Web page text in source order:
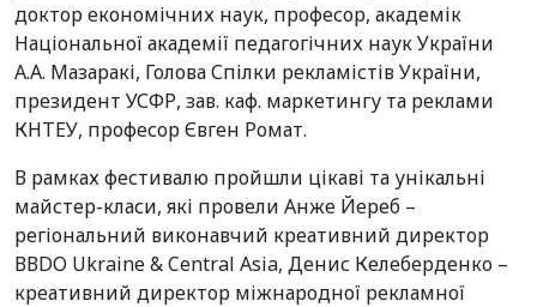
доктор економічних наук, професор, академік
Національної академії педагогічних наук України
А.А. Мазаракі, Голова Спілки рекламістів України,
президент УСФР, зав. каф. маркетингу та реклами
КНТЕУ, професор Євген Ромат.
В рамках фестивалю пройшли цікаві та унікальні
майстер-класи, які провели Анже Йереб –
регіональний виконавчий креативний директор
ВВDO Ukraine & Central Asia, Денис Келеберденко –
креативний директор міжнародної рекламної